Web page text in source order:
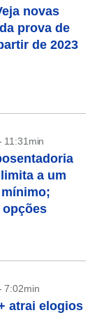
novas
prova de
de 2023
11:31min
a um
7:02min
atrai elogios